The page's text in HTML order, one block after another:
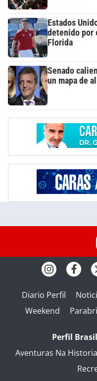
Estados
detenido por
Florida
Senado
un mapa de
Diario Perfil
Weekend
Perfil
Aventuras Na Historia